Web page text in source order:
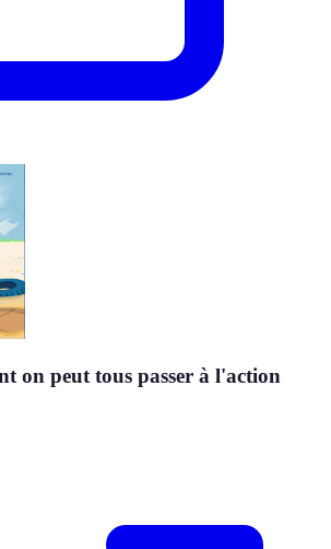
on peut tous passer à l'action